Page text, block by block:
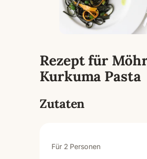
Rezept für
Kurkuma Pasta
Zutaten
Für 2 Personen